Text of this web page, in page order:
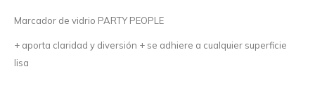
Marcador de vidrio PARTY PEOPLE
+ aporta claridad y diversión + se adhiere a cualquier superficie
lisa